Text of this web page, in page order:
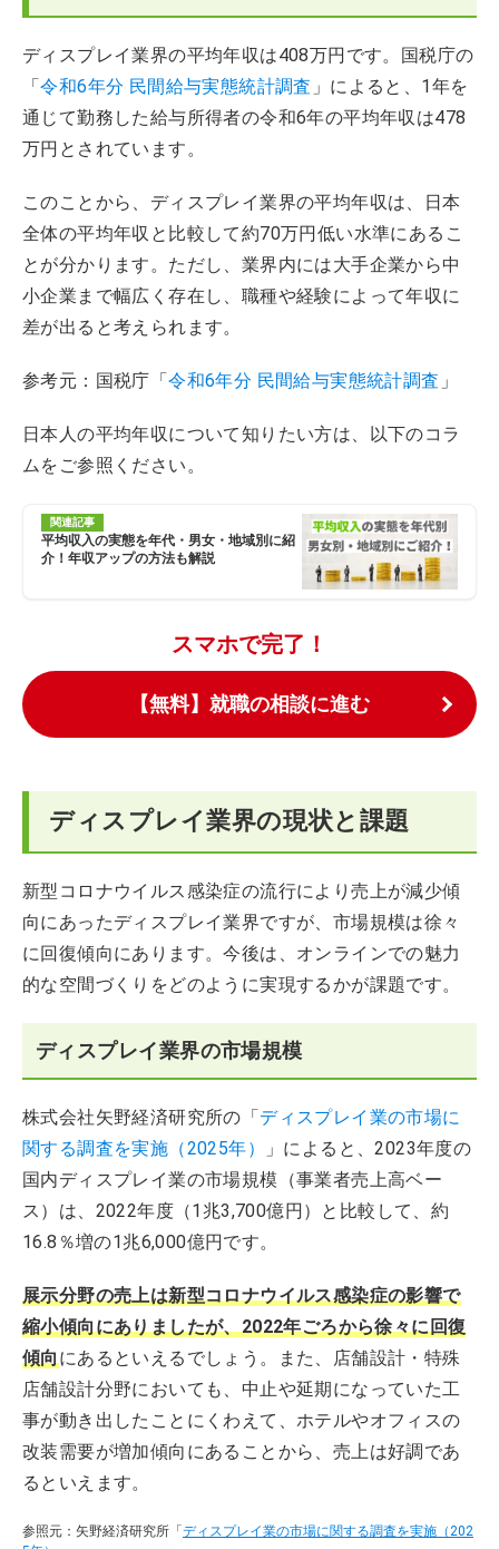
ディスプレイ業界の平均年収は408万円です。国税庁の
「令和6年分 民間給与実態統計調査 」によると、1年を
通じて勤務した給与所得者の令和6年の平均年収は478
万円とされています。
このことから、ディスプレイ業界の平均年収は、日本
全体の平均年収と比較して約70万円低い水準にあるこ
とが分かります。ただし、業界内には大手企業から中
小企業まで幅広く存在し、職種や経験によって年収に
差が出ると考えられます。
参考元：国税庁「令和6年分 民間給与実態統計調査 」
日本人の平均年収について知りたい方は、以下のコラ
ムをご参照ください。
関連記事
平均収入の実態を年代・男女・地域別に紹
介！年収アップの方法も解説
スマホで完了！
【無料】就職の相談に進む
ディスプレイ業界の現状と課題
新型コロナウイルス感染症の流行により売上が減少傾
向にあったディスプレイ業界ですが、市場規模は徐々
に回復傾向にあります。今後は、オンラインでの魅力
的な空間づくりをどのように実現するかが課題です。
ディスプレイ業界の市場規模
株式会社矢野経済研究所の「ディスプレイ業の市場に
関する調査を実施（2025年）
」によると、2023年度の
国内ディスプレイ業の市場規模（事業者売上高ベー
ス）は、2022年度（1兆3,700億円）と比較して、約
16.8％増の1兆6,000億円です。
展示分野の売上は新型コロナウイルス感染症の影響で
縮小傾向にありましたが、2022年ごろから徐々に回復
傾向にあるといえるでしょう。また、店舗設計・特殊
店舗設計分野においても、中止や延期になっていた工
事が動き出したことにくわえて、ホテルやオフィスの
改装需要が増加傾向にあることから、売上は好調であ
るといえます。
参照元：矢野経済研究所「 ディスプレイ業の市場に関する調査を実施（202